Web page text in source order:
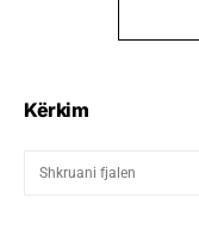
Kërkim